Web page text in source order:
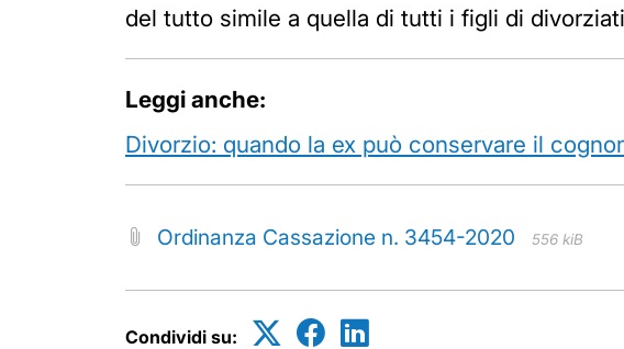
del tutto simile a quella di tutti i figli di
Leggi anche:
Divorzio: quando la ex può conservare il
Ordinanza Cassazione n. 3454-2020 556 kiB
Condividi su: